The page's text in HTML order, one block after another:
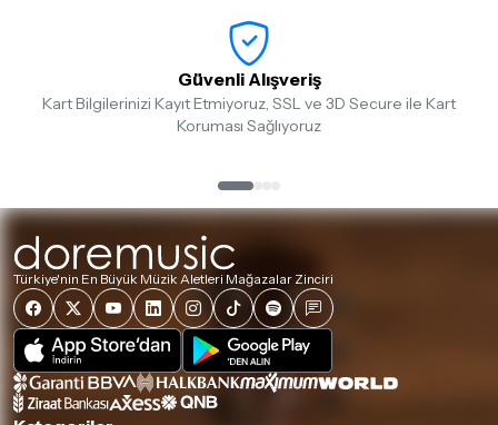
Güvenli Alışveriş
Kart Bilgilerinizi Kayıt Etmiyoruz, SSL ve 3D Secure ile Kart
Koruması Sağlıyoruz
Türkiye'nin En Büyük Müzik Aletleri Mağazalar Zinciri